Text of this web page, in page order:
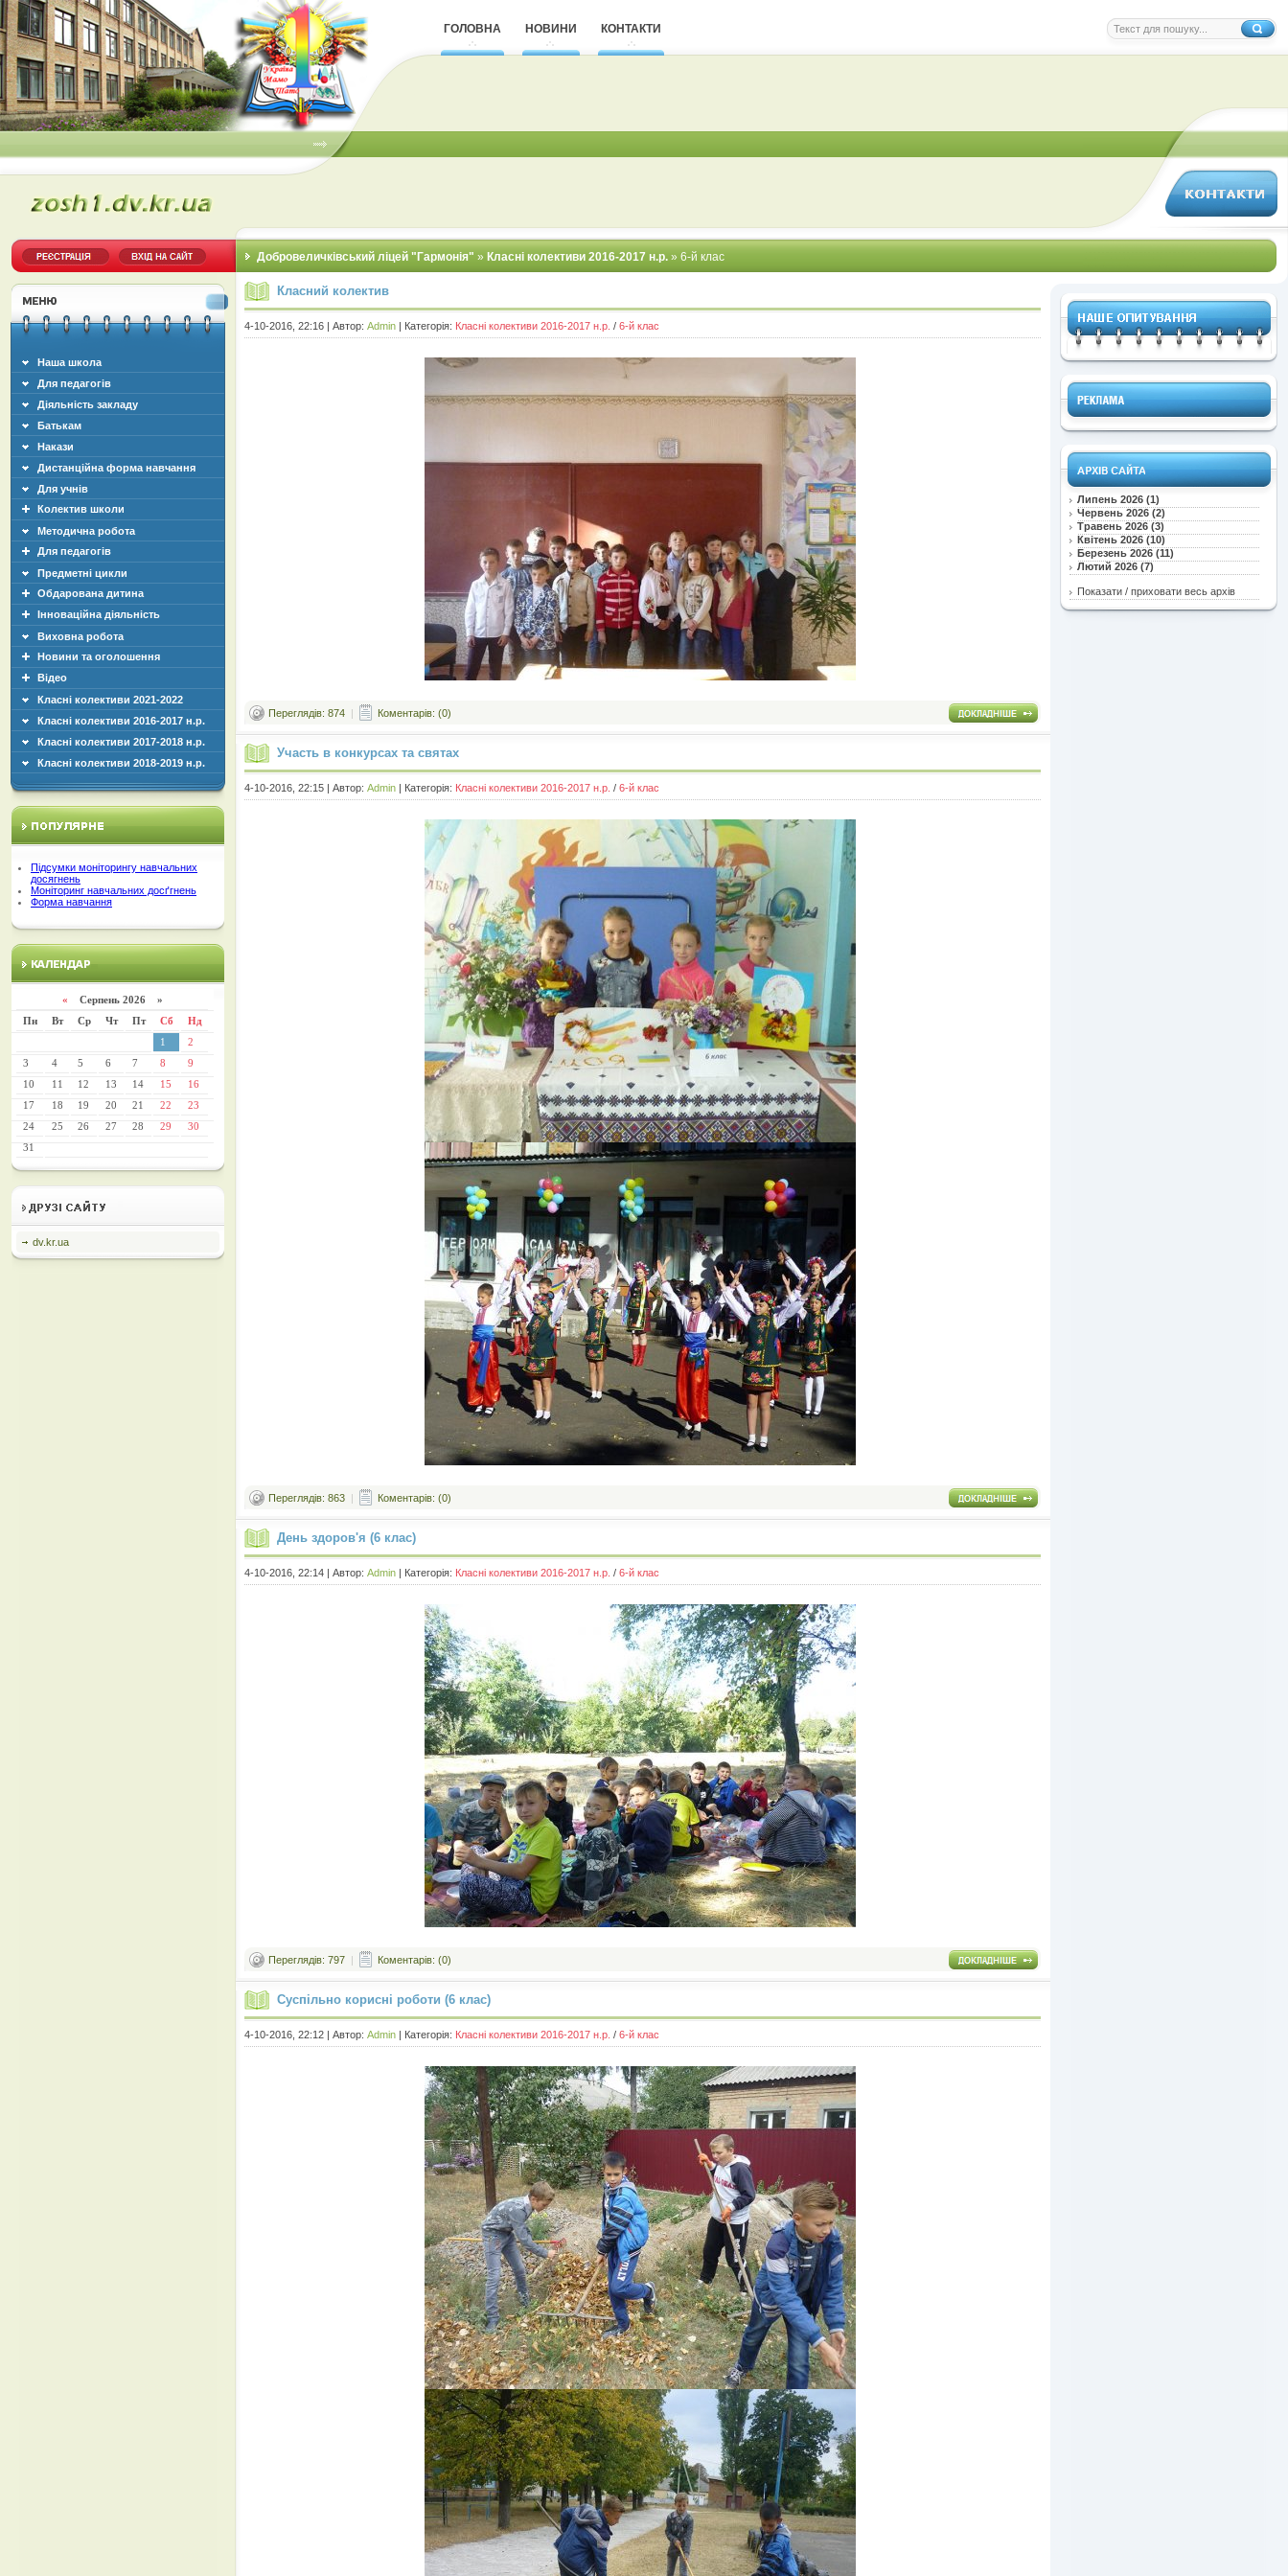
ГОЛОВНА НОВИНИ КОНТАКТИ
Добровеличківський ліцей "Гармонія" » Класні колективи 2016-2017 н.р. » 6-й клас
Наша школа
Для педагогів
Діяльність закладу
Батькам
Накази
Дистанційна форма навчання
Для учнів
Колектив школи
Методична робота
Для педагогів
Предметні цикли
Обдарована дитина
Інноваційна діяльність
Виховна робота
Новини та оголошення
Відео
Класні колективи 2021-2022
Класні колективи 2016-2017 н.р.
Класні колективи 2017-2018 н.р.
Класні колективи 2018-2019 н.р.
Підсумки моніторингу навчальних
досягнень
Моніторинг навчальних досґгнень
Форма навчання
« Серпень 2026 »
Пн
Вт Ср Чт Пт Сб
Нд
1
2
3
4 5 6 7 8
9
10
11 12 13 14 15
16
17
18 19 20 21 22
23
24
25 26 27 28 29
30
31
dv.kr.ua
Липень 2026 (1)
Червень 2026 (2)
Травень 2026 (3)
Квітень 2026 (10)
Березень 2026 (11)
Лютий 2026 (7)
Показати / приховати весь архів
Класний колектив
4-10-2016, 22:16 | Автор: Admin | Категорія: Класні колективи 2016-2017 н.р. / 6-й клас
Переглядів: 874 | Коментарів: (0)
Участь в конкурсах та святах
4-10-2016, 22:15 | Автор: Admin | Категорія: Класні колективи 2016-2017 н.р. / 6-й клас
Переглядів: 863 | Коментарів: (0)
День здоров'я (6 клас)
4-10-2016, 22:14 | Автор: Admin | Категорія: Класні колективи 2016-2017 н.р. / 6-й клас
Переглядів: 797 | Коментарів: (0)
Суспільно корисні роботи (6 клас)
4-10-2016, 22:12 | Автор: Admin | Категорія: Класні колективи 2016-2017 н.р. / 6-й клас